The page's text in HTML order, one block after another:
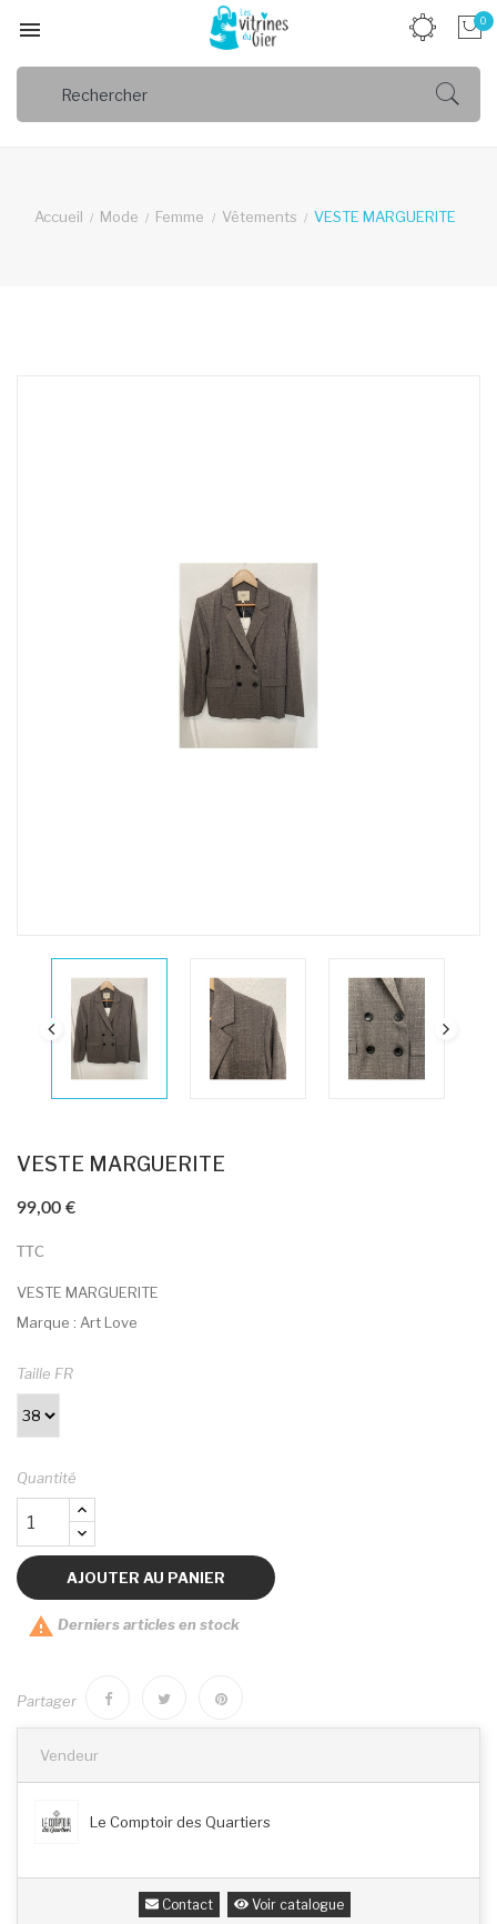
 0
Accueil Mode Femme Vêtements VESTE MARGUERITE
VESTE MARGUERITE
99,00 €
TTC
VESTE MARGUERITE
Marque : Art Love
Taille FR
Quantité
AJOUTER AU PANIER
 Derniers articles en stock
Partager
Vendeur
Le Comptoir des Quartiers
Contact Voir catalogue